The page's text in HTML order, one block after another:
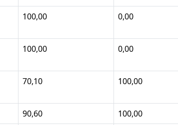
100,00 0,00
100,00 0,00
70,10 100,00
90,60 100,00